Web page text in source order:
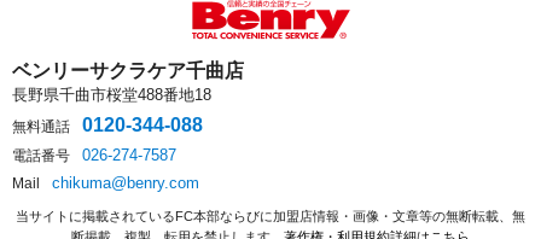
ベンリーサクラケア千曲店
長野県千曲市桜堂488番地18
無料通話 0120-344-088
電話番号 026-274-7587
Mail chikuma@benry.com
当サイトに掲載されているFC本部ならびに加盟店情報・画像・文章等の無断転載、無